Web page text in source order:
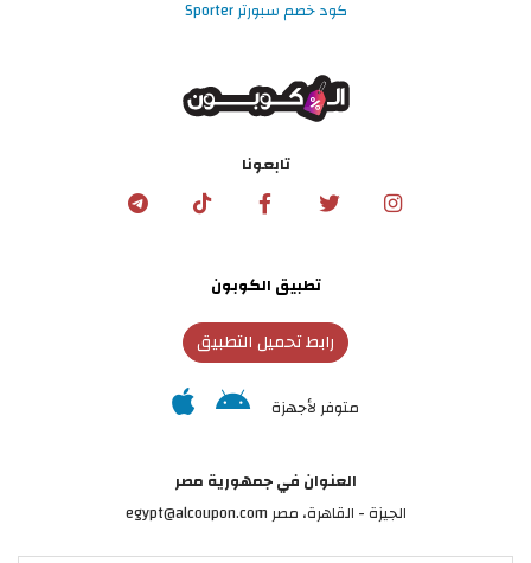
كود خصم سبورتر Sporter
تابعونا
تطبيق الكوبون
رابط تحميل التطبيق
متوفر لأجهزة
العنوان في جمهورية مصر
الجيزة - القاهرة، مصر egypt@alcoupon.com